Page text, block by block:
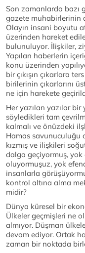
Son zamanlarda bazı
gazete muhabirlerinin
Olayın insani boyutu
üzerinden hareket
bulunuluyor. İlişkiler,
Yapılan haberlerin
konu üzerinden
bir çıkışın çıkarlara
birilerinin çıkarlarını
ne için harekete
Her yazılan yazılar
söyledikleri tam
kalmalı ve önüzdeki
Hamas savunuculuğu
kızmış ve ilişkileri
dalga geçiyormuş,
oluyormuşuz, yok
insanlarla
kontrol altına alma
midir?
Dünya küresel bir
Ülkeler geçmişleri ne
almıyor. Düşman
devam ediyor. Ortak
zaman bir noktada